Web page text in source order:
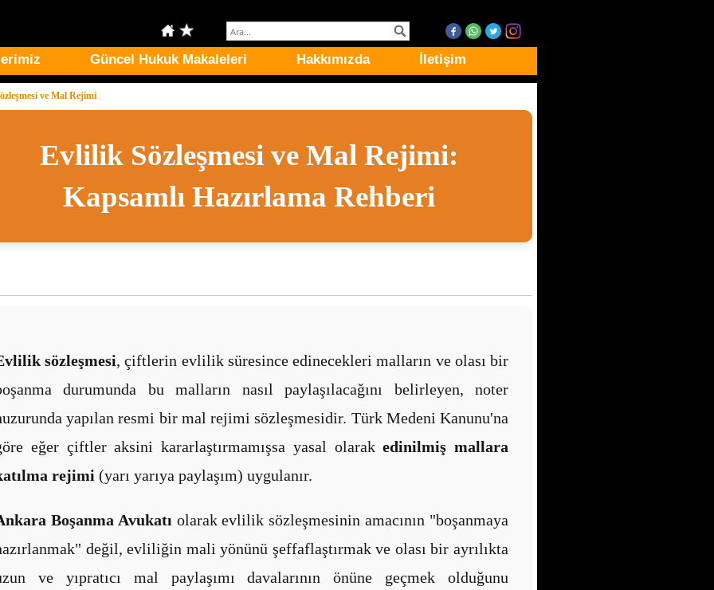
Güncel Hukuk Makaleleri Hakkımızda İletişim
ve Mal Rejimi
Evlilik Sözleşmesi ve Mal Rejimi:
Kapsamlı Hazırlama Rehberi
sözleşmesi, çiftlerin evlilik süresince edinecekleri malların ve olası bir
durumunda bu malların nasıl paylaşılacağını belirleyen, noter
yapılan resmi bir mal rejimi sözleşmesidir. Türk Medeni Kanunu'na
eğer çiftler aksini kararlaştırmamışsa yasal olarakedinilmiş mallara
rejimi (yarı yarıya paylaşım) uygulanır.
Boşanma Avukatı olarak evlilik sözleşmesinin amacının "boşanmaya
değil, evliliğin mali yönünü şeffaflaştırmak ve olası bir ayrılıkta
ve yıpratıcı mal paylaşımı davalarının önüne geçmek olduğunu